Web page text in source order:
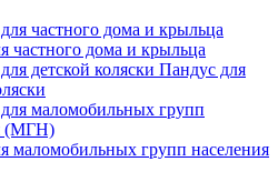
частного дома и крыльца
Пандус для
маломобильных групп населения